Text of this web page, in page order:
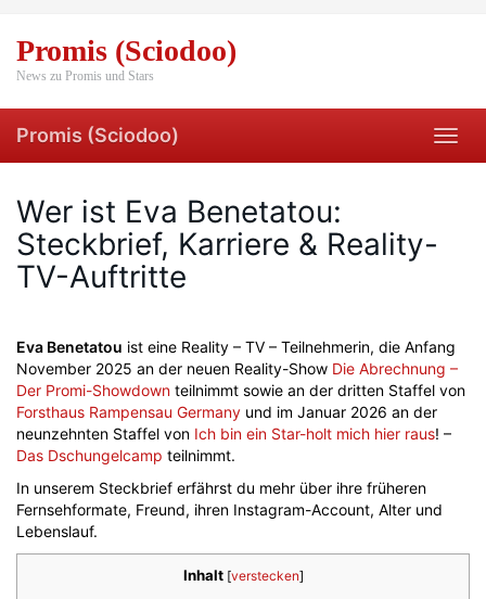
main
content
Promis (Sciodoo)
News zu Promis und Stars
Promis (Sciodoo)
Wer ist Eva Benetatou:
Steckbrief, Karriere & Reality-
TV-Auftritte
Eva Benetatou ist eine Reality – TV – Teilnehmerin, die Anfang
November 2025 an der neuen Reality-Show Die Abrechnung –
Der Promi-Showdown teilnimmt sowie an der dritten Staffel von
Forsthaus Rampensau Germany und im Januar 2026 an der
neunzehnten Staffel von Ich bin ein Star-holt mich hier raus! –
Das Dschungelcamp teilnimmt.
In unserem Steckbrief erfährst du mehr über ihre früheren
Fernsehformate, Freund, ihren Instagram-Account, Alter und
Lebenslauf.
Inhalt [verstecken]